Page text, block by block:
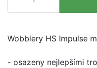
Wobblery HS Impulse
- osazeny nejlepšími